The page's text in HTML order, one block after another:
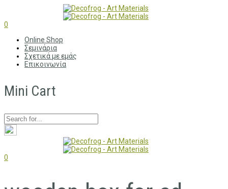
0
Online Shop
Σεμινάρια
Σχετικά με εμάς
Επικοινωνία
Mini Cart
0